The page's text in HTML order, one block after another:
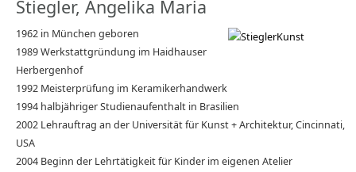
Stiegler, Angelika Maria
1962 in München geboren
1989 Werkstattgründung im Haidhauser
Herbergenhof
1992 Meisterprüfung im Keramikerhandwerk
1994 halbjähriger Studienaufenthalt in Brasilien
2002 Lehrauftrag an der Universität für Kunst + Architektur, Cincinnati,
USA
2004 Beginn der Lehrtätigkeit für Kinder im eigenen Atelier